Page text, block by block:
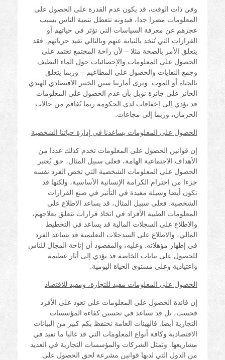
وفي ذات الوقت، قد يكون عدم القدرة على الحصول على
المعلومات مضرا جدا، فبدونه تتعطل تنمية الناس بسبب
عجزهم عن معرفة السياسات التي تؤثر في حياتهم أو
القرارات التي تُتخد بالنيابة عنهم وبالتالي تقيد حرياتهم. فقد
يتعلق الأمر بالصحة مثلا – لأن راحة المجتمع تعتمد على
الحصول على المعلومات والإحصائيات حول الماء النظيف
وجمع النفايات والحصول على المطاعيم – وربما يتعلق
بالحياة أو الموت. ويرى أمارتيا سين الخبير الاقتصادي الهندي
الحائز على جائزة نوبل بأن عدم الحصول على المعلومات
قد يؤدي إلى إخفاقات لدى الحكومة ربما تُفاقم من حالات
الحرمان، وربما إلى مجاعات.
الحصول على المعلومات يساعدنا في إدارة حياتنا الشخصية
إن قوانين الحصول على المعلومات تخدم كذلك عددا من
الأهداف الاجتماعية الهامة، فعلى سبيل المثال، حق يُعتبر
الحصول على المعلومات الشخصية التي تخص الفرد نفسه
جزءا من احترام الكرامة الإنسانية الأساسية، ولكنها قد
تكون أيضا وسيلة مفيدة في التأثير في صنع القرارات
الشخصية. فعلى سبيل المثال، قد يساعد الاطلاع على
المعلومات الطبية الأفراد في اتخاذ قرارات تتعلق بعلاجهم،
والاطلاع على السجلات المالية قد يساعد في التخطيط
المالي، والاطلاع على السدجلات التعليمية قد يساعد الفرد
في إظهار مؤهلاته. وعليه، والمقصود أن إتاحة المجال للناس
للحصول على بيانات الخاصة قد يؤدي إلى أثار عظيمة
واعتيادية وعلى مستوى الحياة اليومية.
الحصول على المعلومات مفيد للتجارة، ومفيد للاقتصاد
إن فائدة الحصول على المعلومات على تعود على الأفرد
فحسب، بل قد تساعد في تحسين كفاءة المؤسسات
التجارية أيضا. فالهيئات العامة تحتفظ بكم كبير من البيانات
الاقتصادية وكافة أنواع المعلومات التي قد غالبا ما تفيد في
مشاريعها. وتمثل الشركات والمؤسسات التجارية في العديد
من الدول التي لديها قوانين مشرعة لحق الحصول على